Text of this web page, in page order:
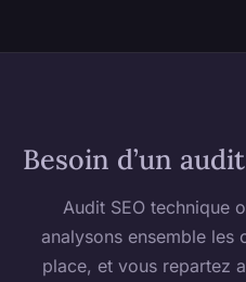
Besoin d’un
Audit SEO technique
analysons ensemble les
place, et vous repartez